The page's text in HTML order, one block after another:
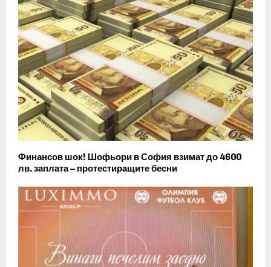
Финансов шок! Шофьори в София взимат до 4600
лв. заплата – протестиращите бесни